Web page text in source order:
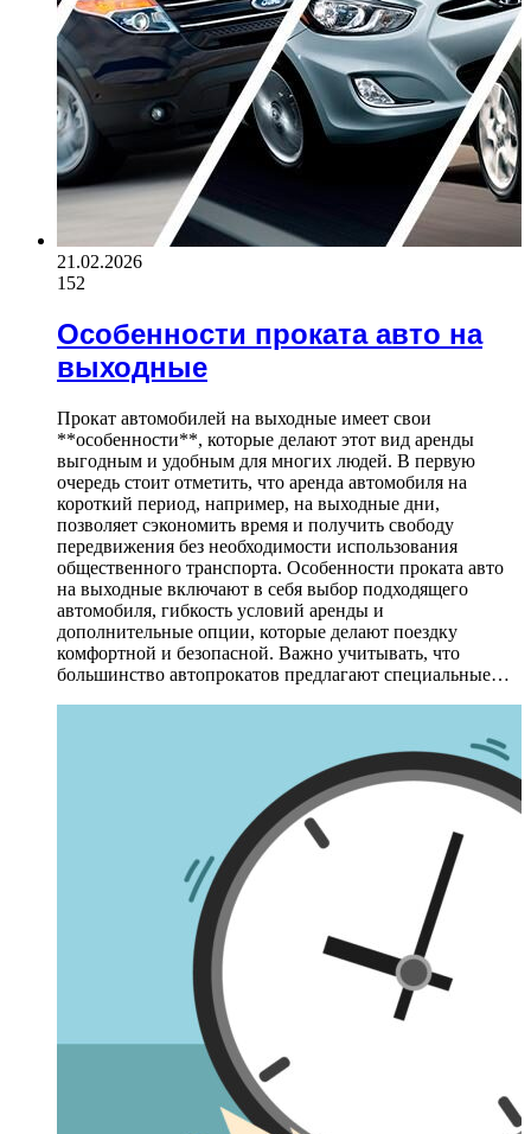
21.02.2026
152
Особенности проката авто на
выходные
Прокат автомобилей на выходные имеет свои
**особенности**, которые делают этот вид аренды
выгодным и удобным для многих людей. В первую
очередь стоит отметить, что аренда автомобиля на
короткий период, например, на выходные дни,
позволяет сэкономить время и получить свободу
передвижения без необходимости использования
общественного транспорта. Особенности проката авто
на выходные включают в себя выбор подходящего
автомобиля, гибкость условий аренды и
дополнительные опции, которые делают поездку
комфортной и безопасной. Важно учитывать, что
большинство автопрокатов предлагают специальные…